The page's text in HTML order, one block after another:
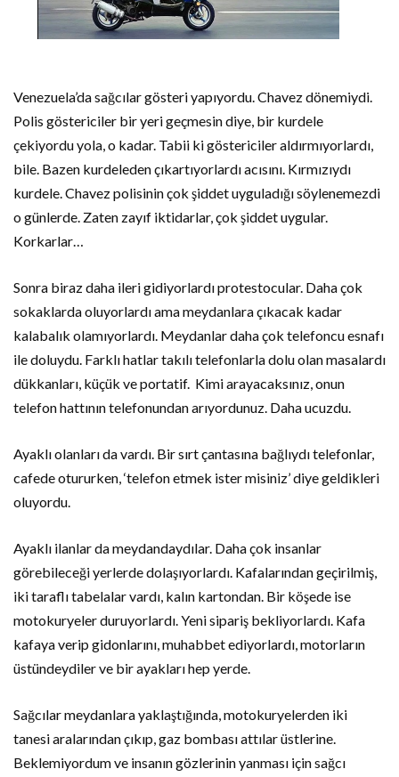
Venezuela’da sağcılar gösteri yapıyordu. Chavez dönemiydi.
Polis göstericiler bir yeri geçmesin diye, bir kurdele
çekiyordu yola, o kadar. Tabii ki göstericiler aldırmıyorlardı,
bile. Bazen kurdeleden çıkartıyorlardı acısını. Kırmızıydı
kurdele. Chavez polisinin çok şiddet uyguladığı söylenemezdi
o günlerde. Zaten zayıf iktidarlar, çok şiddet uygular.
Korkarlar…
Sonra biraz daha ileri gidiyorlardı protestocular. Daha çok
sokaklarda oluyorlardı ama meydanlara çıkacak kadar
kalabalık olamıyorlardı. Meydanlar daha çok telefoncu esnafı
ile doluydu. Farklı hatlar takılı telefonlarla dolu olan masalardı
dükkanları, küçük ve portatif. Kimi arayacaksınız, onun
telefon hattının telefonundan arıyordunuz. Daha ucuzdu.
Ayaklı olanları da vardı. Bir sırt çantasına bağlıydı telefonlar,
cafede otururken, ‘telefon etmek ister misiniz’ diye geldikleri
oluyordu.
Ayaklı ilanlar da meydandaydılar. Daha çok insanlar
görebileceği yerlerde dolaşıyorlardı. Kafalarından geçirilmiş,
iki taraflı tabelalar vardı, kalın kartondan. Bir köşede ise
motokuryeler duruyorlardı. Yeni sipariş bekliyorlardı. Kafa
kafaya verip gidonlarını, muhabbet ediyorlardı, motorların
üstündeydiler ve bir ayakları hep yerde.
Sağcılar meydanlara yaklaştığında, motokuryelerden iki
tanesi aralarından çıkıp, gaz bombası attılar üstlerine.
Beklemiyordum ve insanın gözlerinin yanması için sağcı